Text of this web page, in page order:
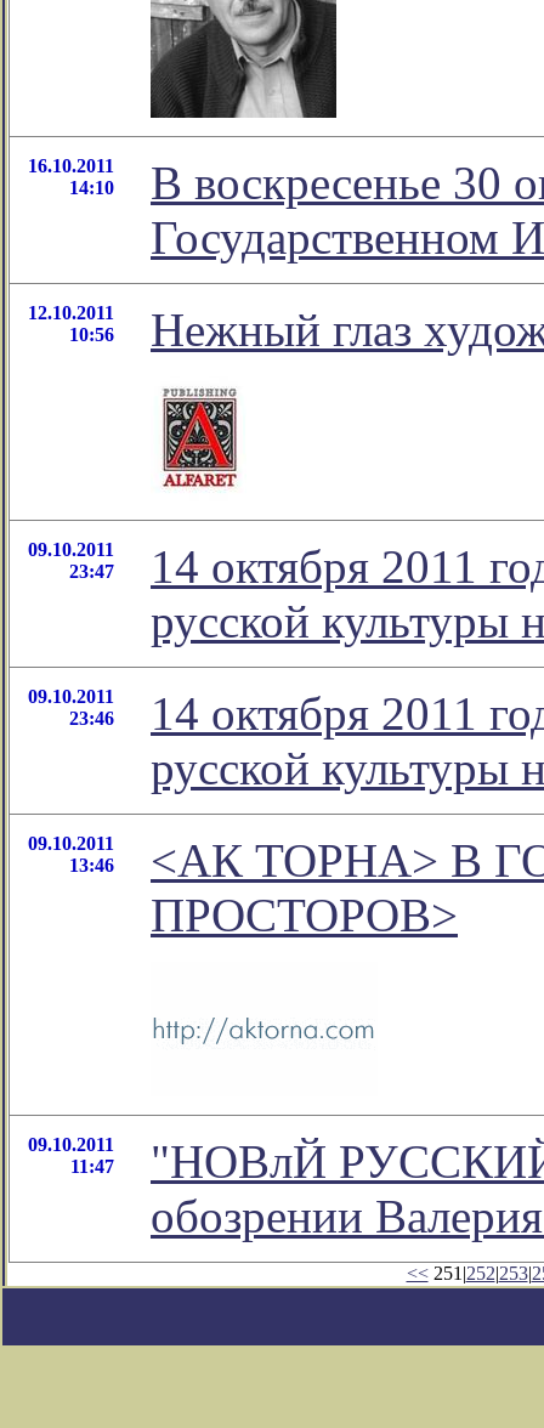
16.10.2011
14:10
В воскресенье 30
Государственном
12.10.2011
10:56
Нежный глаз
09.10.2011
23:47
14 октября 2011
русской культуры
09.10.2011
23:46
14 октября 2011
русской культуры
09.10.2011
13:46
<АК ТОРНА> В
ПРОСТОРОВ>
09.10.2011
11:47
"НОВлЙ
обозрении
<<251|252|253|